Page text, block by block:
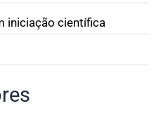
iniciação científica